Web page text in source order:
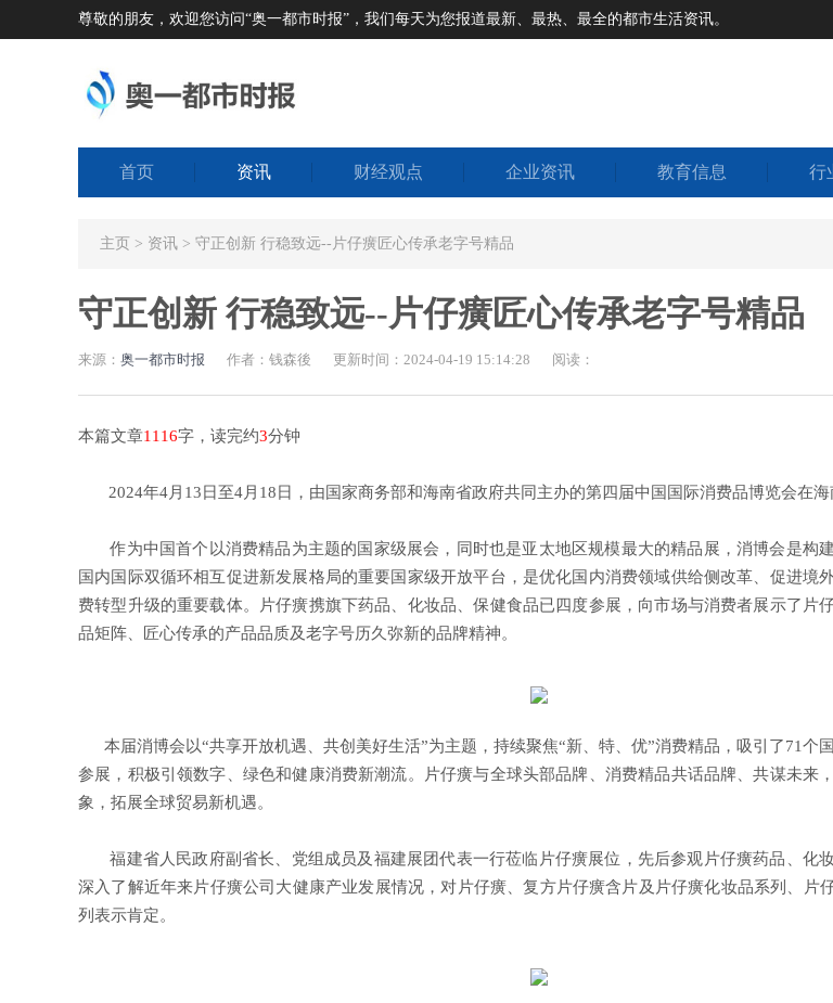
尊敬的朋友，欢迎您访问“奥一都市时报”，我们每天为您报道最新、最热、最全的都市生活资讯。
首页 资讯 财经观点 企业资讯 教育信息 行
主页 > 资讯 > 守正创新 行稳致远--片仔癀匠心传承老字号精品
守正创新 行稳致远--片仔癀匠心传承老字号精品
来源： 奥一都市时报 作者：钱森後 更新时间：2024-04-19 15:14:28 阅读：
本篇文章1116字，读完约3分钟
2024年4月13日至4月18日，由国家商务部和海南省政府共同主办的第四届中国国际消费品博览会在海
作为中国首个以消费精品为主题的国家级展会，同时也是亚太地区规模最大的精品展，消博会是构建
国内国际双循环相互促进新发展格局的重要国家级开放平台，是优化国内消费领域供给侧改革、促进境
费转型升级的重要载体。片仔癀携旗下药品、化妆品、保健食品已四度参展，向市场与消费者展示了片
品矩阵、匠心传承的产品品质及老字号历久弥新的品牌精神。
本届消博会以“共享开放机遇、共创美好生活”为主题，持续聚焦“新、特、优”消费精品，吸引了71个
参展，积极引领数字、绿色和健康消费新潮流。片仔癀与全球头部品牌、消费精品共话品牌、共谋未来
象，拓展全球贸易新机遇。
福建省人民政府副省长、党组成员及福建展团代表一行莅临片仔癀展位，先后参观片仔癀药品、化妆
深入了解近年来片仔癀公司大健康产业发展情况，对片仔癀、复方片仔癀含片及片仔癀化妆品系列、片
列表示肯定。